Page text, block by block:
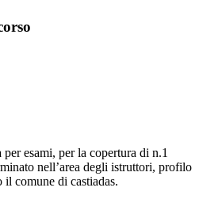
esami, per la copertura di n.1
nell’area degli istruttori, profilo
il comune di castiadas.